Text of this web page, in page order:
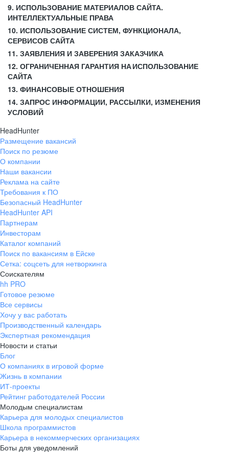
9. ИСПОЛЬЗОВАНИЕ МАТЕРИАЛОВ САЙТА.
ИНТЕЛЛЕКТУАЛЬНЫЕ ПРАВА
10. ИСПОЛЬЗОВАНИЕ СИСТЕМ, ФУНКЦИОНАЛА,
СЕРВИСОВ САЙТА
11. ЗАЯВЛЕНИЯ И ЗАВЕРЕНИЯ ЗАКАЗЧИКА
12. ОГРАНИЧЕННАЯ ГАРАНТИЯ НА ИСПОЛЬЗОВАНИЕ
САЙТА
13. ФИНАНСОВЫЕ ОТНОШЕНИЯ
14. ЗАПРОС ИНФОРМАЦИИ, РАССЫЛКИ, ИЗМЕНЕНИЯ
УСЛОВИЙ
HeadHunter
Размещение вакансий
Поиск по резюме
О компании
Наши вакансии
Реклама на сайте
Требования к ПО
Безопасный HeadHunter
HeadHunter API
Партнерам
Инвесторам
Каталог компаний
Поиск по вакансиям в Ейске
Сетка: соцсеть для нетворкинга
Соискателям
hh PRO
Готовое резюме
Все сервисы
Хочу у вас работать
Производственный календарь
Экспертная рекомендация
Новости и статьи
Блог
О компаниях в игровой форме
Жизнь в компании
ИТ-проекты
Рейтинг работодателей России
Молодым специалистам
Карьера для молодых специалистов
Школа программистов
Карьера в некоммерческих организациях
Боты для уведомлений